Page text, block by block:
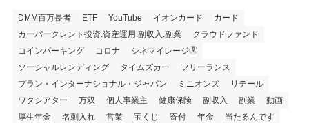
DMM百万長者 ETF YouTube イオンカード
カード
カーパークレント投資.資産運用.副収入.副業
クラウドファンド
コインパーキング
コロナ
シネマイレージ🄬
ソーシャルレンディング
タイムズカー
フリーランス
プラン・インターナショナル・ジャパン
ミニオンズ
リテール
ワタシアター
万双 個人事業主 健康保険 副収入 副業
動画
厚生年金
名刺入れ 営業 宝くじ 寄付 年金
当たるんです